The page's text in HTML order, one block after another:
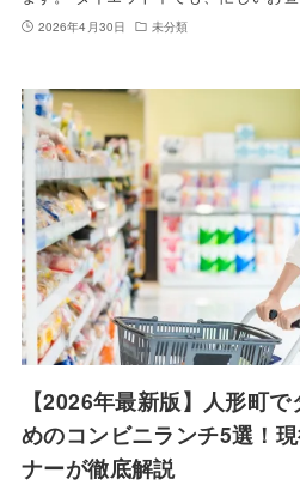
2026年4月30日 未分類
【2026年最新版】人形町
めのコンビニランチ5選！
ナーが徹底解説